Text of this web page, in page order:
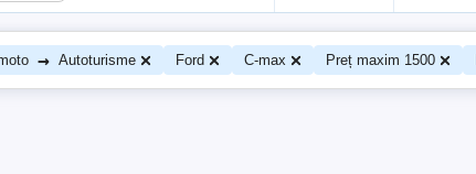
→ Autoturisme Ford C-max Preț maxim 1500